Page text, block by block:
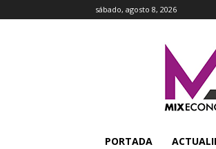
sábado, agosto 8, 2026
PORTADA